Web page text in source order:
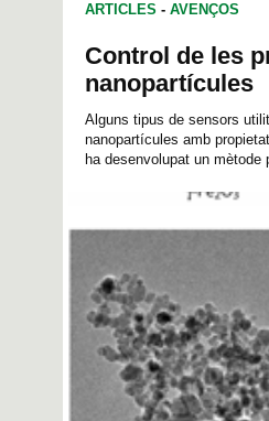
ARTICLES - AVENÇOS
Control de les
nanopartícules
Alguns tipus de sensors
nanopartícules amb
ha desenvolupat un mètode